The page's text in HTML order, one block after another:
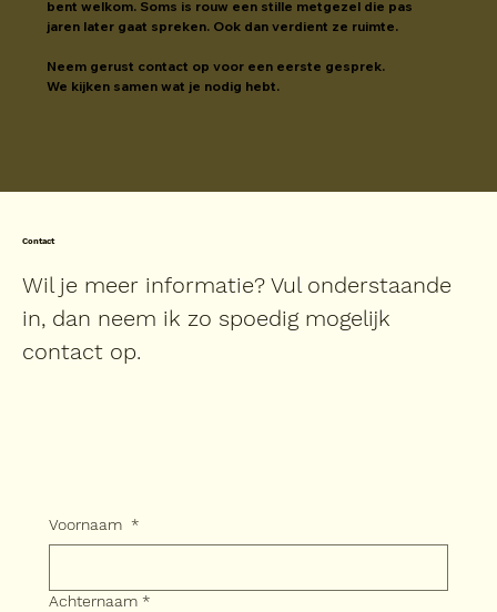
bent welkom. Soms is rouw een stille metgezel die pas
jaren later gaat spreken. Ook dan verdient ze ruimte.
Neem gerust contact op voor een eerste gesprek.
We kijken samen wat je nodig hebt.
Contact
Wil je meer informatie? Vul onderstaande
in, dan neem ik zo spoedig mogelijk
contact op.
Voornaam *
Achternaam *